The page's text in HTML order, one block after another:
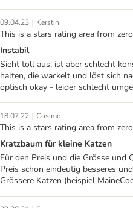
09.04.23 | Kerstin
This is a stars rating area from
Instabil
Sieht toll aus, ist aber schlecht
halten, die wackelt und löst sich
optisch okay - leider schlecht
18.07.22 | Cosimo
This is a stars rating area from
Kratzbaum für kleine Katzen
Für den Preis und die Grösse und
Preis schon eindeutig besseres
Grössere Katzen (beispiel